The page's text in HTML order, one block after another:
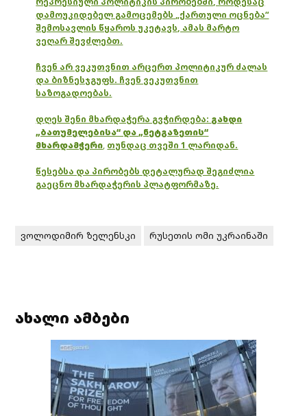
დამოუკიდებელ გამოცემებს „ქართული ოცნება“
შემოსავლის წყაროს უკეტავს, ამას მარტო
ვეღარ შევძლებთ.
ჩვენ არ ვეკუთვნით არცერთ პოლიტიკურ ძალას
და ბიზნესჯგუფს. ჩვენ ვეკუთვნით
საზოგადოებას.
დღეს შენი მხარდაჭერა გვჭირდება: გახდი
„ბათუმელებისა“ და „ნეტგაზეთის“
მხარდამჭერი, თუნდაც თვეში 1 ლარიდან.
წესებსა და პირობებს დეტალურად შეგიძლია
გაეცნო მხარდაჭერის პლატფორმაზე.
ვოლოდიმირ ზელენსკი რუსეთის ომი უკრაინაში
ახალი ამბები